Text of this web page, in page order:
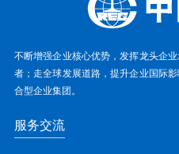
不断增强企业核心优势，发挥龙头企
者；走全球发展道路，提升企业国际
合型企业集团。
服务交流